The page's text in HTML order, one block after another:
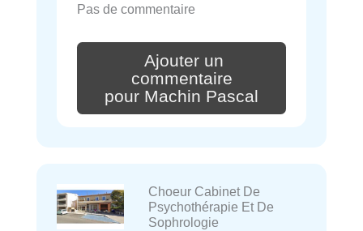
Pas de commentaire
Ajouter un
commentaire
pour Machin Pascal
Choeur Cabinet De
Psychothérapie Et De
Sophrologie